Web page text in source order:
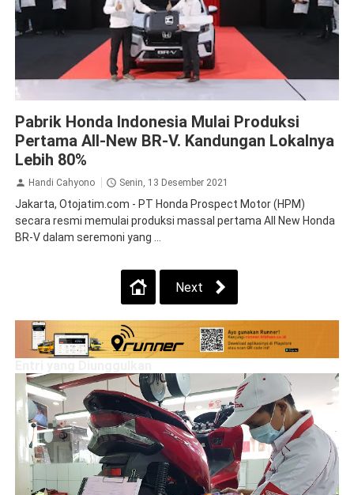
Pabrik Honda Indonesia Mulai Produksi
Pertama All-New BR-V. Kandungan Lokalnya
Lebih 80%
Handi Cahyono Senin, 13 Desember 2021
Jakarta, Otojatim.com - PT Honda Prospect Motor (HPM)
secara resmi memulai produksi massal pertama All New Honda
BR-V dalam seremoni yang ...
Next